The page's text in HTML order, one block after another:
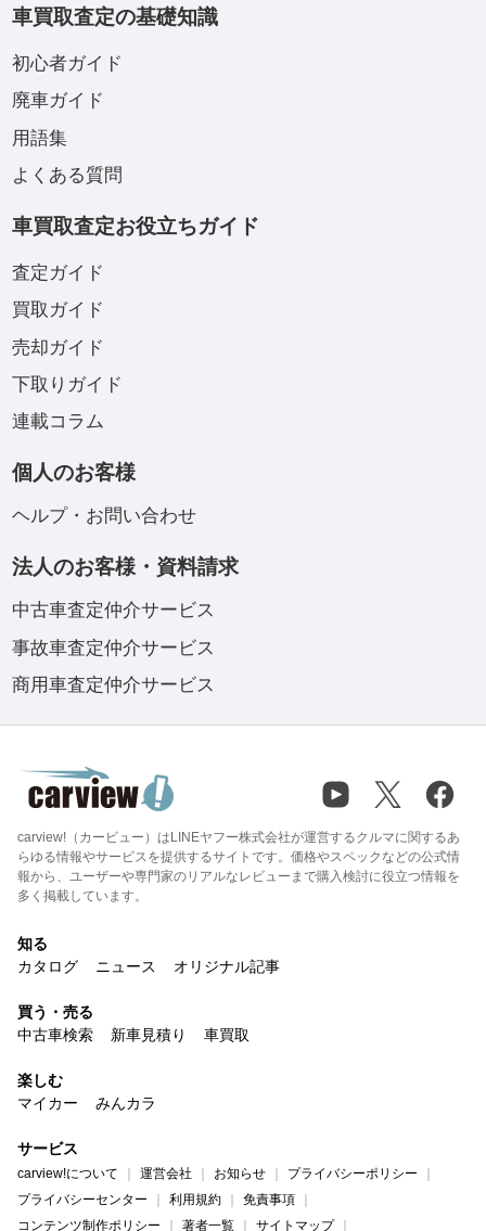
車買取査定の基礎知識
初心者ガイド
廃車ガイド
用語集
よくある質問
車買取査定お役立ちガイド
査定ガイド
買取ガイド
売却ガイド
下取りガイド
連載コラム
個人のお客様
ヘルプ・お問い合わせ
法人のお客様・資料請求
中古車査定仲介サービス
事故車査定仲介サービス
商用車査定仲介サービス
carview!（カービュー）はLINEヤフー株式会社が運営するクルマに関するあ
らゆる情報やサービスを提供するサイトです。価格やスペックなどの公式情
報から、ユーザーや専門家のリアルなレビューまで購入検討に役立つ情報を
多く掲載しています。
知る
カタログ
ニュース オリジナル記事
買う・売る
中古車検索
新車見積り 車買取
楽しむ
マイカー
みんカラ
サービス
carview!について 運営会社 お知らせ
プライバシーポリシー
プライバシーセンター
利用規約
免責事項
コンテンツ制作ポリシー
著者一覧 サイトマップ